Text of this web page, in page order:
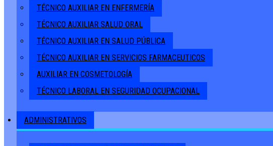
TÉCNICO AUXILIAR EN ENFERMERÍA
TÉCNICO AUXILIAR SALUD ORAL
TÉCNICO AUXILIAR EN SALUD PÚBLICA
TÉCNICO AUXILIAR EN SERVICIOS FARMACEUTICOS
AUXILIAR EN COSMETOLOGÍA
TÉCNICO LABORAL EN SEGURIDAD OCUPACIONAL
ADMINISTRATIVOS